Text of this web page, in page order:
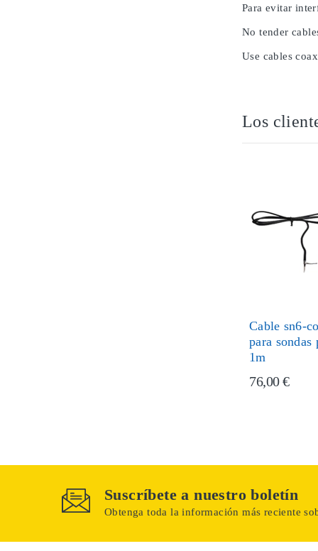
Para evitar
No tender
Use cables
Los
Cable sn6-
para
1m
76,00 €
Suscríbete a nuestro boletín
Obtenga toda la información más reciente